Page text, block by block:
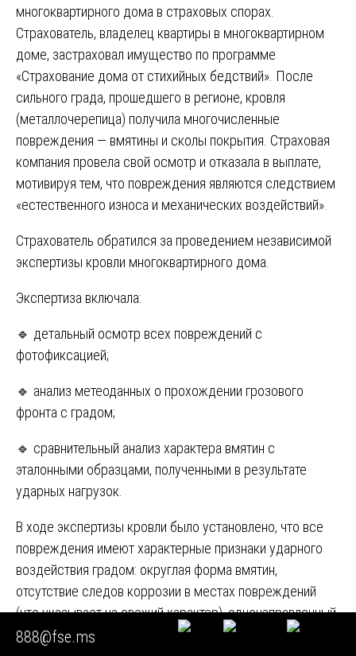
многоквартирного дома в страховых спорах.
Страхователь, владелец квартиры в многоквартирном
доме, застраховал имущество по программе
«Страхование дома от стихийных бедствий». После
сильного града, прошедшего в регионе, кровля
(металлочерепица) получила многочисленные
повреждения — вмятины и сколы покрытия. Страховая
компания провела свой осмотр и отказала в выплате,
мотивируя тем, что повреждения являются следствием
«естественного износа и механических воздействий».
Страхователь обратился за проведением независимой
экспертизы кровли многоквартирного дома.
Экспертиза включала:
🔹 детальный осмотр всех повреждений с
фотофиксацией;
🔹 анализ метеоданных о прохождении грозового
фронта с градом;
🔹 сравнительный анализ характера вмятин с
эталонными образцами, полученными в результате
ударных нагрузок.
В ходе экспертизы кровли было установлено, что все
повреждения имеют характерные признаки ударного
воздействия градом: округлая форма вмятин,
отсутствие следов коррозии в местах повреждений
(что указывает на свежий характер), однонаправленный
характер деформаций. Также экспертиза показала, что
888@fse.ms